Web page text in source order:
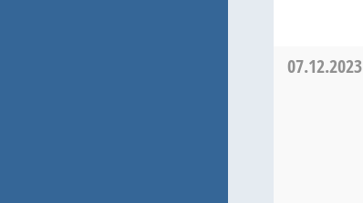
07.12.2023